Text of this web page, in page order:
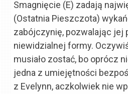
Smagnięcie (E) zadają
(Ostatnia Pieszczota)
zabójczynię, pozwalając jej
niewidzialnej formy.
musiało zostać, bo oprócz
jedna z umiejętności
z Evelynn, aczkolwiek nie